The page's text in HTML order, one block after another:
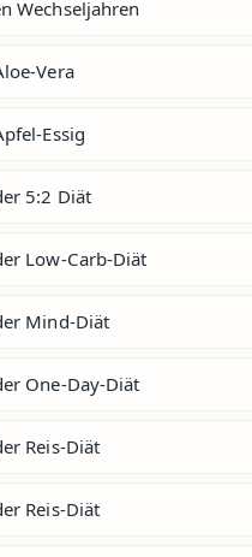
Wechseljahren
Vera
Essig
5:2 Diät
Low-Carb-Diät
Mind-Diät
One-Day-Diät
Reis-Diät
Reis-Diät